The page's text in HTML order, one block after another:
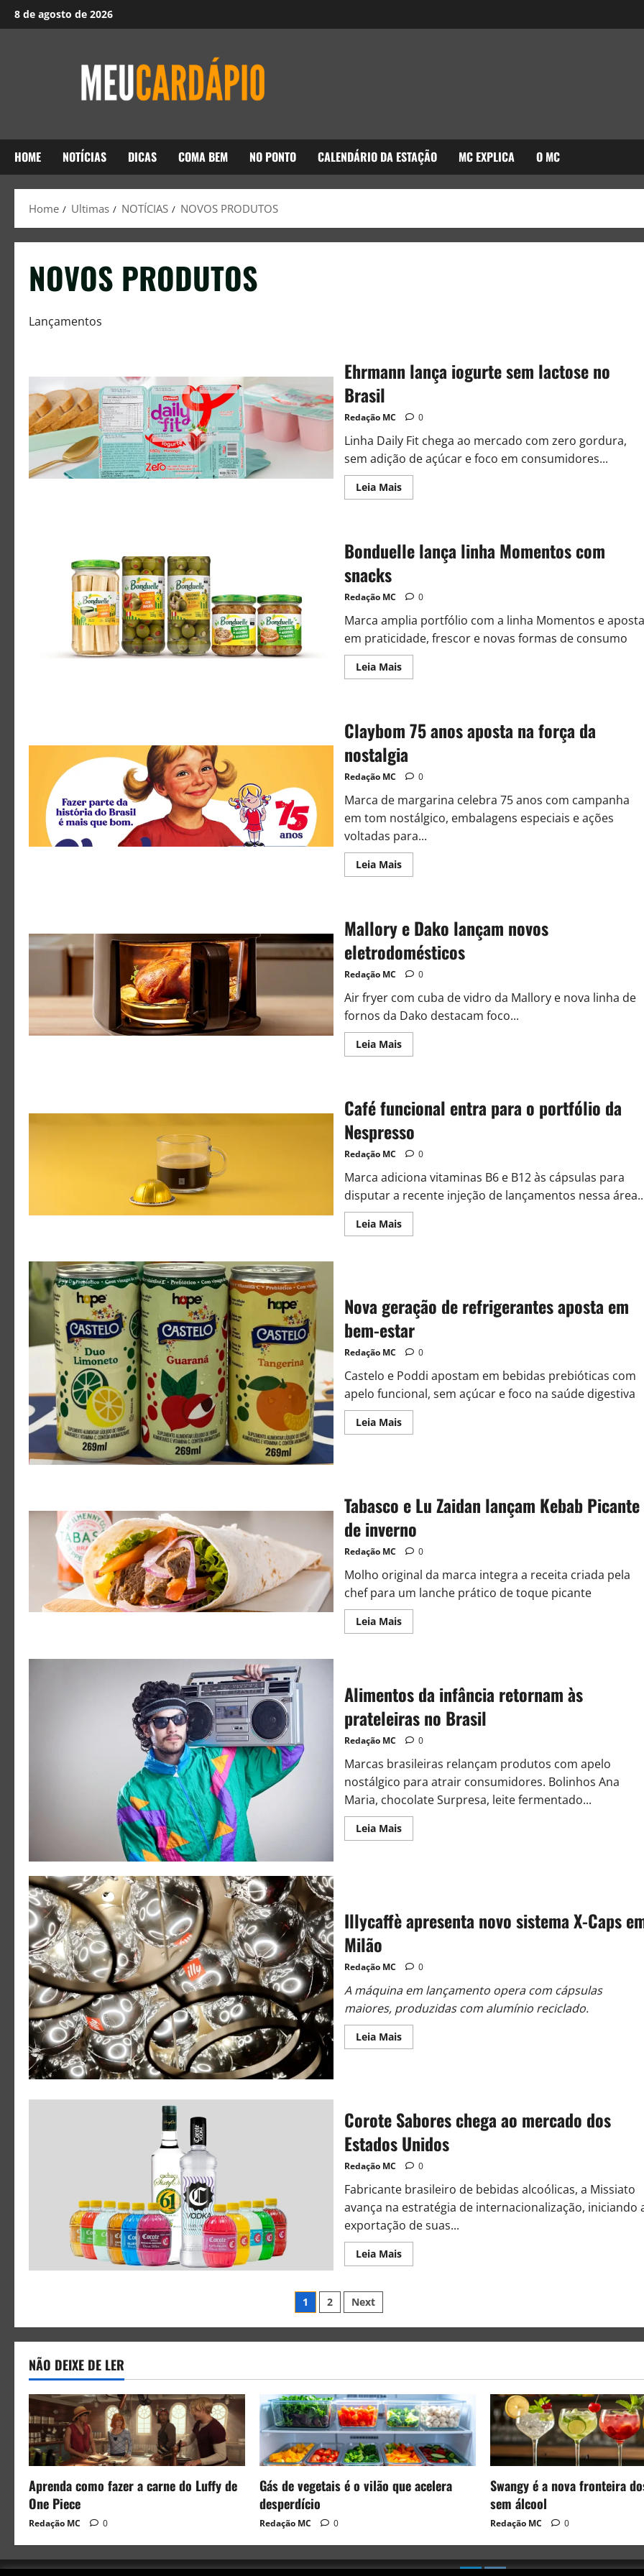
8 de agosto de 2026
HOME NOTÍCIAS DICAS COMA BEM NO PONTO CALENDÁRIO DA ESTAÇÃO MC EXPLICA O MC
Home Ultimas NOTÍCIAS NOVOS PRODUTOS
NOVOS PRODUTOS
Lançamentos
Ehrmann lança iogurte sem lactose no
Brasil
Redação MC 0
Linha Daily Fit chega ao mercado com zero gordura,
sem adição de açúcar e foco em consumidores...
Leia Mais
Bonduelle lança linha Momentos com
snacks
Redação MC 0
Marca amplia portfólio com a linha Momentos e aposta
em praticidade, frescor e novas formas de consumo
Leia Mais
Claybom 75 anos aposta na força da
nostalgia
Redação MC 0
Marca de margarina celebra 75 anos com campanha
em tom nostálgico, embalagens especiais e ações
voltadas para...
Leia Mais
Mallory e Dako lançam novos
eletrodomésticos
Redação MC 0
Air fryer com cuba de vidro da Mallory e nova linha de
fornos da Dako destacam foco...
Leia Mais
Café funcional entra para o portfólio da
Nespresso
Redação MC 0
Marca adiciona vitaminas B6 e B12 às cápsulas para
disputar a recente injeção de lançamentos nessa
Leia Mais
Nova geração de refrigerantes aposta em
bem-estar
Redação MC 0
Castelo e Poddi apostam em bebidas prebióticas com
apelo funcional, sem açúcar e foco na saúde digestiva
Leia Mais
Tabasco e Lu Zaidan lançam Kebab Picante
de inverno
Redação MC 0
Molho original da marca integra a receita criada pela
chef para um lanche prático de toque picante
Leia Mais
Alimentos da infância retornam às
prateleiras no Brasil
Redação MC 0
Marcas brasileiras relançam produtos com apelo
nostálgico para atrair consumidores. Bolinhos Ana
Maria, chocolate Surpresa, leite fermentado...
Leia Mais
Illycaffè apresenta novo sistema X-Caps
Milão
Redação MC 0
A máquina em lançamento opera com cápsulas
maiores, produzidas com alumínio reciclado.
Leia Mais
Corote Sabores chega ao mercado dos
Estados Unidos
Redação MC 0
Fabricante brasileiro de bebidas alcoólicas, a Missiato
avança na estratégia de internacionalização, iniciando
exportação de suas...
Leia Mais
1 2 Next
NÃO DEIXE DE LER
Aprenda como fazer a carne do Luffy de
One Piece
Redação MC 0
Gás de vegetais é o vilão que acelera
desperdício
Redação MC 0
Swangy é a nova fronteira
sem álcool
Redação MC 0